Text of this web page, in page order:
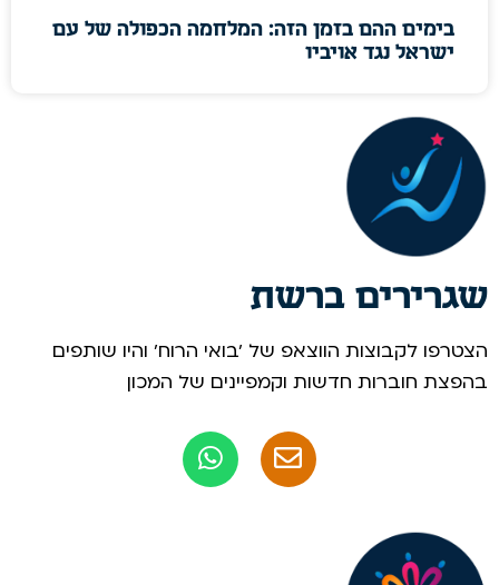
בימים ההם בזמן הזה: המלחמה הכפולה של עם
ישראל נגד אויביו
שגרירים ברשת
הצטרפו לקבוצות הווצאפ של 'בואי הרוח' והיו שותפים
בהפצת חוברות חדשות וקמפיינים של המכון